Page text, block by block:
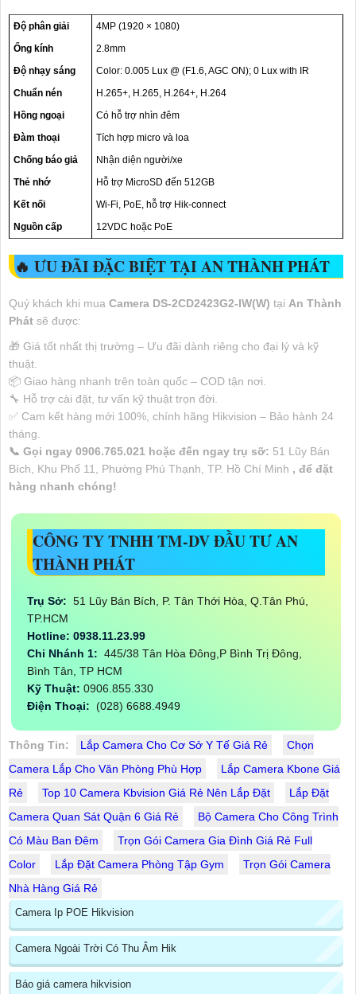
Độ phân giải
4MP (1920 × 1080)
Ống kính
2.8mm
Độ nhạy sáng
Color: 0.005 Lux @ (F1.6, AGC ON); 0 Lux with IR
Chuẩn nén
H.265+, H.265, H.264+, H.264
Hồng ngoại
Có hỗ trợ nhìn đêm
Đàm thoại
Tích hợp micro và loa
Chống báo giả
Nhận diện người/xe
Thẻ nhớ
Hỗ trợ MicroSD đến 512GB
Kết nối
Wi-Fi, PoE, hỗ trợ Hik-connect
Nguồn cấp
12VDC hoặc PoE
🔥 ƯU ĐÃI ĐẶC BIỆT TẠI AN THÀNH PHÁT
Quý khách khi mua Camera DS-2CD2423G2-IW(W) tại An Thành
Phát sẽ được:
🎁 Giá tốt nhất thị trường – Ưu đãi dành riêng cho đại lý và kỹ
thuật.
📦 Giao hàng nhanh trên toàn quốc – COD tận nơi.
🔧 Hỗ trợ cài đặt, tư vấn kỹ thuật trọn đời.
✅ Cam kết hàng mới 100%, chính hãng Hikvision – Bảo hành 24
tháng.
📞 Gọi ngay 0906.765.021 hoặc đến ngay trụ sỡ: 51 Lũy Bán
Bích, Khu Phố 11, Phường Phú Thạnh, TP. Hồ Chí Minh , để đặt
hàng nhanh chóng!
CÔNG TY TNHH TM-DV ĐẦU TƯ AN
THÀNH PHÁT
Trụ Sở: 51 Lũy Bán Bích, P. Tân Thới Hòa, Q.Tân Phú,
TP.HCM
Hotline: 0938.11.23.99
Chi Nhánh 1: 445/38 Tân Hòa Đông,P Bình Trị Đông,
Bình Tân, TP HCM
Kỹ Thuật: 0906.855.330
Điện Thoại: (028) 6688.4949
Thông Tin: Lắp Camera Cho Cơ Sở Y Tế Giá Rẻ
Chọn
Camera Lắp Cho Văn Phòng Phù Hợp
Lắp Camera Kbone Giá
Rẻ
Top 10 Camera Kbvision Giá Rẻ Nên Lắp Đặt
Lắp Đặt
Camera Quan Sát Quận 6 Giá Rẻ
Bộ Camera Cho Công Trình
Có Màu Ban Đêm
Trọn Gói Camera Gia Đình Giá Rẻ Full
Color
Lắp Đặt Camera Phòng Tập Gym
Trọn Gói Camera
Nhà Hàng Giá Rẻ
Camera Ip POE Hikvision
Camera Ngoài Trời Có Thu Âm Hik
Báo giá camera hikvision